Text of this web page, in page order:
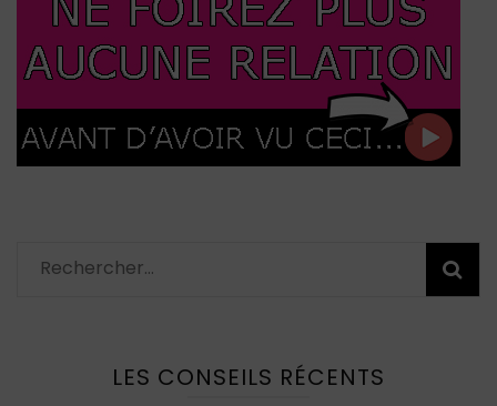
Rechercher :
LES CONSEILS RÉCENTS